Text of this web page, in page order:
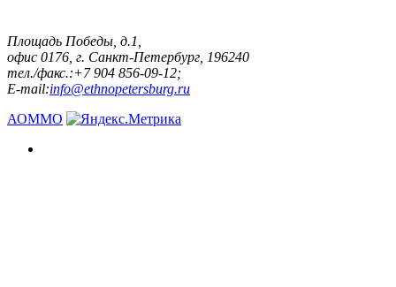
Площадь Победы, д.1,
офис 0176, г. Санкт-Петербург, 196240
тел./факс.:+7 904 856-09-12;
E-mail:info@ethnopetersburg.ru
АОММО